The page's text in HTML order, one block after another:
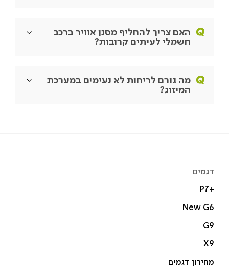
האם צריך להחליף מסנן אוויר ברכב
חשמלי לעיתים קרובות?
מה גורם לריחות לא נעימים במערכת
המיזוג?
דגמים
P7+‎
New G6
G9
X9
מחירון דגמים